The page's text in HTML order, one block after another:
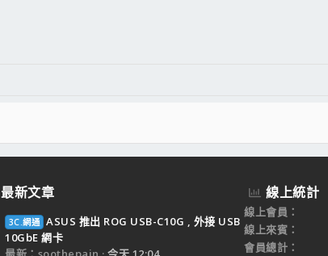
最新文章
3C.網通 ASUS 推出 ROG USB-C10G , 外接 USB
10GbE 網卡
線上統計
線上會員
線上來賓
會員總計